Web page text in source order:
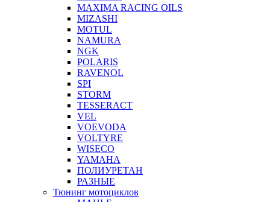
MAXIMA RACING OILS
MIZASHI
MOTUL
NAMURA
NGK
POLARIS
RAVENOL
SPI
STORM
TESSERACT
VEL
VOEVODA
VOLTYRE
WISECO
YAMAHA
ПОЛИУРЕТАН
РАЗНЫЕ
Тюнинг мотоциклов